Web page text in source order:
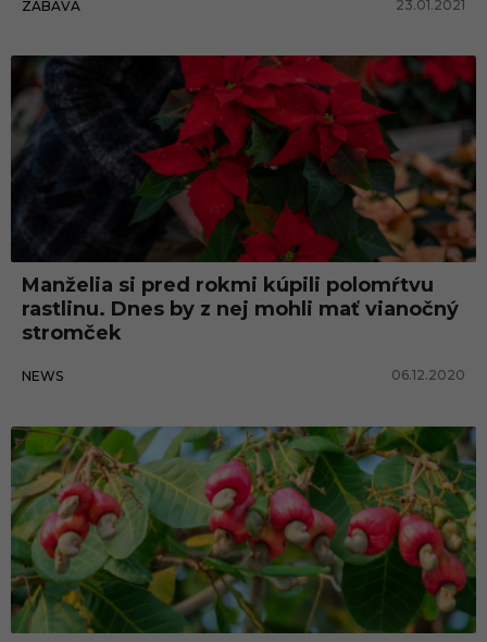
ZÁBAVA 23.01.2021
Manželia si pred rokmi kúpili polomŕtvu
rastlinu. Dnes by z nej mohli mať vianočný
stromček
NEWS 06.12.2020